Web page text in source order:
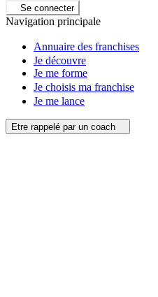
Se connecter
Navigation principale
Annuaire des franchises
Je découvre
Je me forme
Je choisis ma franchise
Je me lance
Etre rappelé par un coach